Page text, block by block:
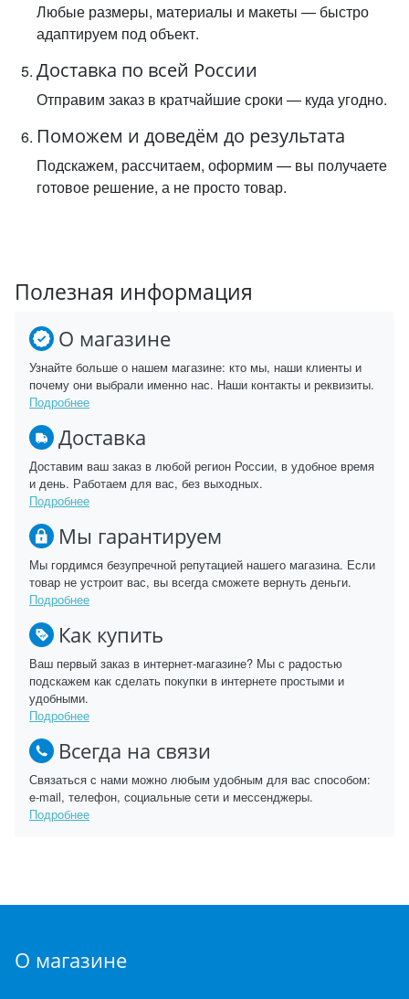
Любые размеры, материалы и макеты — быстро
адаптируем под объект.
Доставка по всей России
Отправим заказ в кратчайшие сроки — куда угодно.
Поможем и доведём до результата
Подскажем, рассчитаем, оформим — вы получаете
готовое решение, а не просто товар.
Полезная информация
О магазине
Узнайте больше о нашем магазине: кто мы, наши клиенты и
почему они выбрали именно нас. Наши контакты и реквизиты.
Подробнее
Доставка
Доставим ваш заказ в любой регион России, в удобное время
и день. Работаем для вас, без выходных.
Подробнее
Мы гарантируем
Мы гордимся безупречной репутацией нашего магазина. Если
товар не устроит вас, вы всегда сможете вернуть деньги.
Подробнее
Как купить
Ваш первый заказ в интернет-магазине? Мы с радостью
подскажем как сделать покупки в интернете простыми и
удобными.
Подробнее
Всегда на связи
Связаться с нами можно любым удобным для вас способом:
e-mail, телефон, социальные сети и мессенджеры.
Подробнее
О магазине